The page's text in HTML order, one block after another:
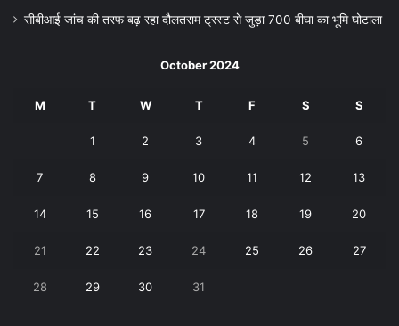
सीबीआई जांच की तरफ बढ़ रहा दौलतराम ट्रस्ट से जुड़ा 700 बीघा का भूमि घोटाला
October 2024
M T W T F S S
1 2 3 4 5 6
7 8 9 10 11 12 13
14 15 16 17 18 19 20
21 22 23 24 25 26 27
28 29 30 31